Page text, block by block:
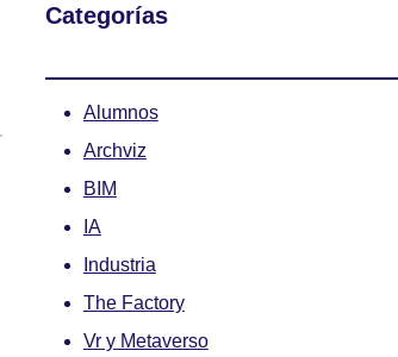
Categorías
Alumnos
Archviz
BIM
IA
Industria
The Factory
Vr y Metaverso